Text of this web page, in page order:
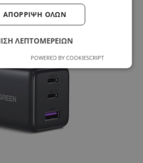
ΑΠΌΡΡΙΨΗ ΌΛΩΝ
ΛΕΠΤΟΜΕΡΕΙΏΝ
POWERED BY COOKIESCRIPT